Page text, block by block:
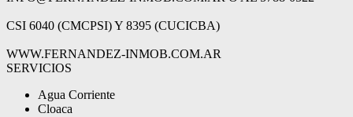
CSI 6040 (CMCPSI) Y 8395 (CUCICBA)
WWW.FERNANDEZ-INMOB.COM.AR
SERVICIOS
Agua Corriente
Cloaca